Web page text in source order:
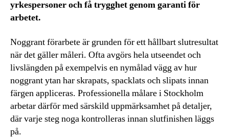
yrkespersoner och få trygghet genom garanti för
arbetet.
Noggrant förarbete är grunden för ett hållbart slutresultat
när det gäller måleri. Ofta avgörs hela utseendet och
livslängden på exempelvis en nymålad vägg av hur
noggrant ytan har skrapats, spacklats och slipats innan
färgen appliceras. Professionella målare i Stockholm
arbetar därför med särskild uppmärksamhet på detaljer,
där varje steg noga kontrolleras innan slutfinishen läggs
på.